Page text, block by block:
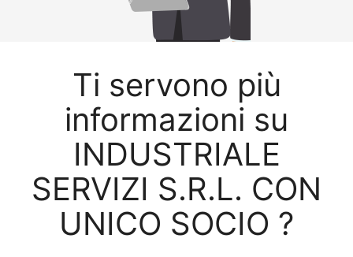
Ti servono più
informazioni su
INDUSTRIALE
SERVIZI S.R.L. CON
UNICO SOCIO ?